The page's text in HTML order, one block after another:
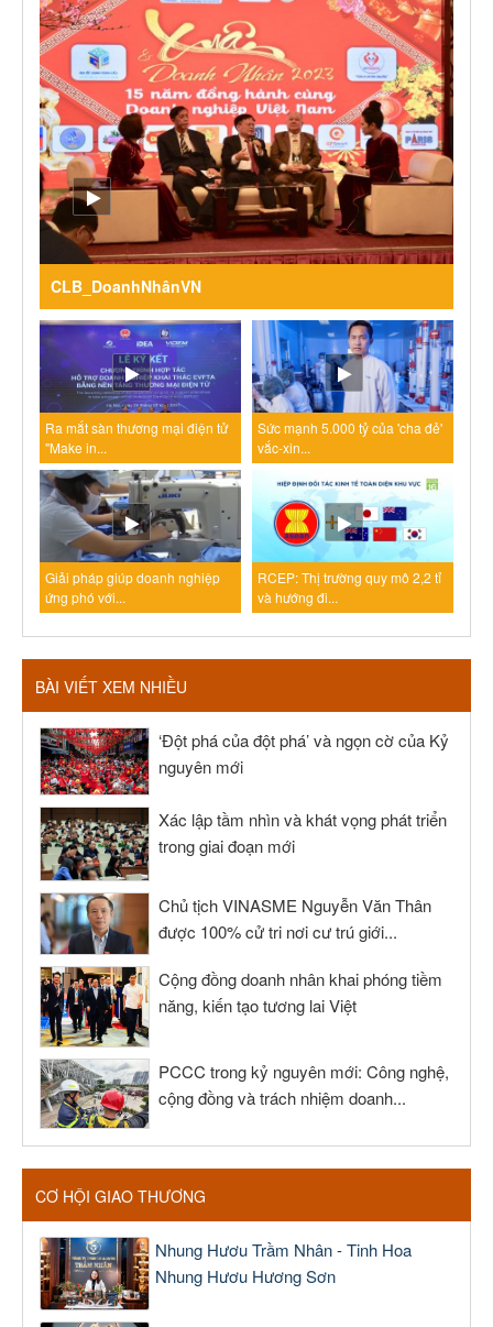
CLB_DoanhNhânVN
Ra mắt sàn thương mại điện tử
"Make in...
Sức mạnh 5.000 tỷ của 'cha đẻ'
vắc-xin...
Giải pháp giúp doanh nghiệp
ứng phó với...
RCEP: Thị trường quy mô 2,2 tỉ
và hướng đi...
BÀI VIẾT XEM NHIỀU
‘Đột phá của đột phá’ và ngọn cờ của Kỷ
nguyên mới
Xác lập tầm nhìn và khát vọng phát triển
trong giai đoạn mới
Chủ tịch VINASME Nguyễn Văn Thân
được 100% cử tri nơi cư trú giới...
Cộng đồng doanh nhân khai phóng tiềm
năng, kiến tạo tương lai Việt
PCCC trong kỷ nguyên mới: Công nghệ,
cộng đồng và trách nhiệm doanh...
CƠ HỘI GIAO THƯƠNG
Nhung Hươu Trầm Nhân - Tinh Hoa
Nhung Hươu Hương Sơn